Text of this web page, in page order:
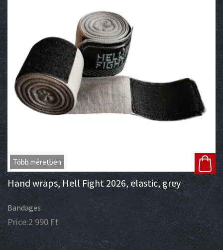
Több méretben
Hand wraps, Hell Fight 2026, elastic, grey
Bandages
Price:2 990Ft